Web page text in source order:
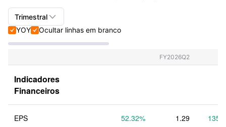
Trimestral 
YOYOcultar linhas em branco
FY2026Q2
Indicadores
Financeiros
EPS 52.32% 1.29